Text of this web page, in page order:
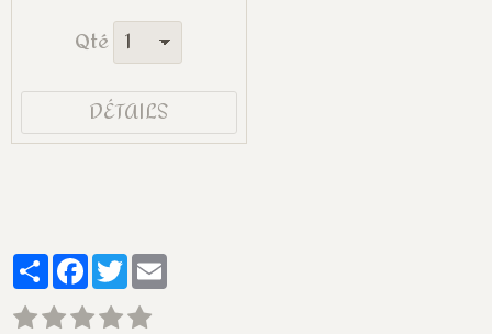
Qté
DÉTAILS
PartagerFacebook
Twitter